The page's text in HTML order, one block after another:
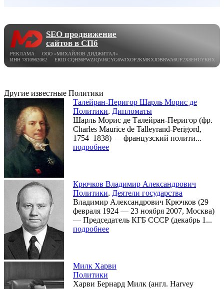
SEO продвижение
сайтов в СПб
РЕКЛАМА ООО «МИХАЙЛОВ ДИДЖИТАЛ»
ИНН 7810962062 ERID CQH36PWZJQVJ6CYG6WJXOF2KMRXJDBRWA6UF2X8EHUYKBX
Другие известные Политики
Талейран-Перигор Шарль Морис де
Политики, Дипломаты
Шарль Морис де Талейран-Перигор (фр.
Charles Maurice de Talleyrand-Perigord,
1754–1838) — французский полити...
подробнее
Крючков Владимир Александрович
Политики, Деятели государства
Владимир Александрович Крючков (29
февраля 1924 — 23 ноября 2007, Москва)
— Председатель КГБ СССР (декабрь 1...
подробнее
Милк Харви
Политики
Харви Бернард Милк (англ. Harvey